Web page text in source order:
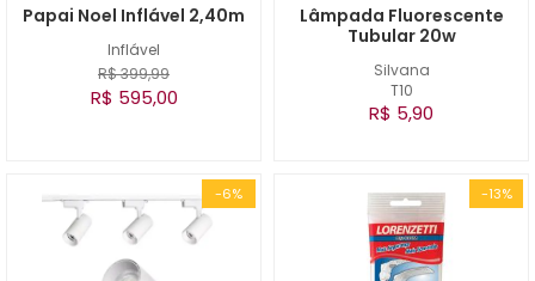
Inflável
Papai Noel Inflável 2,40m
R$ 399,99
R$ 595,00
Silvana
T10
Lâmpada Fluorescente
Tubular 20w
R$ 5,90
-6% -13%